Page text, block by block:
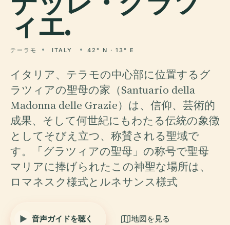
ィエ.
テーラモ ITALY 42° N · 13° E
イタリア、テラモの中心部に位置するグ
ラツィアの聖母の家（Santuario della
Madonna delle Grazie）は、信仰、芸術的
成果、そして何世紀にもわたる伝統の象徴
としてそびえ立つ、称賛される聖域で
す。「グラツィアの聖母」の称号で聖母
マリアに捧げられたこの神聖な場所は、
ロマネスク様式とルネサンス様式
音声ガイドを聴く 地図を見る